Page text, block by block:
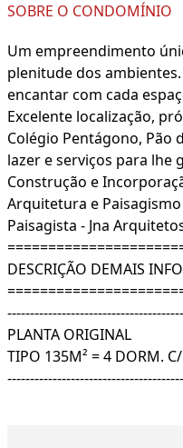
SOBRE O CONDOMÍNIO
Um empreendimento
plenitude dos
encantar com cada
Excelente localização,
Colégio Pentágono, Pão
lazer e serviços para
Construção e
Arquitetura e
Paisagista - Jna
DESCRIÇÃO DEMAIS
PLANTA ORIGINAL
TIPO 135M² = 4 DORM.